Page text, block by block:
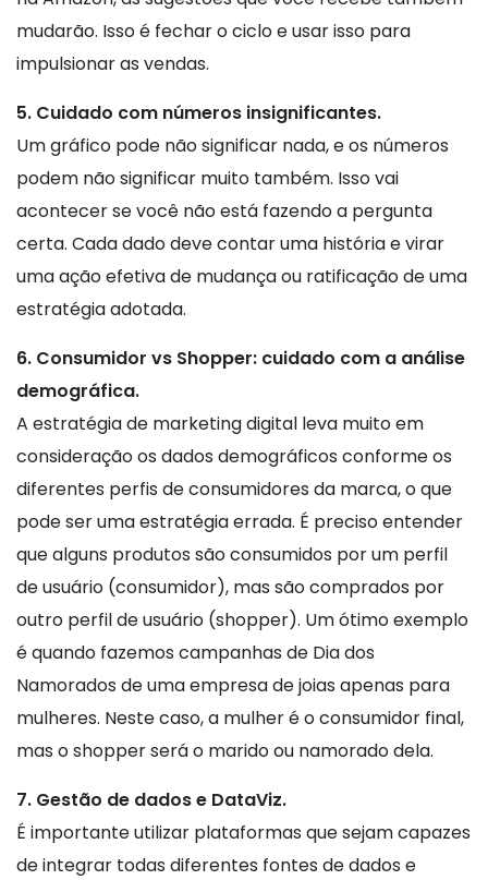
mudarão. Isso é fechar o ciclo e usar isso para
impulsionar as vendas.
5. Cuidado com números insignificantes.
Um gráfico pode não significar nada, e os números
podem não significar muito também. Isso vai
acontecer se você não está fazendo a pergunta
certa. Cada dado deve contar uma história e virar
uma ação efetiva de mudança ou ratificação de uma
estratégia adotada.
6. Consumidor vs Shopper: cuidado com a análise
demográfica.
A estratégia de marketing digital leva muito em
consideração os dados demográficos conforme os
diferentes perfis de consumidores da marca, o que
pode ser uma estratégia errada. É preciso entender
que alguns produtos são consumidos por um perfil
de usuário (consumidor), mas são comprados por
outro perfil de usuário (shopper). Um ótimo exemplo
é quando fazemos campanhas de Dia dos
Namorados de uma empresa de joias apenas para
mulheres. Neste caso, a mulher é o consumidor final,
mas o shopper será o marido ou namorado dela.
7. Gestão de dados e DataViz.
É importante utilizar plataformas que sejam capazes
de integrar todas diferentes fontes de dados e